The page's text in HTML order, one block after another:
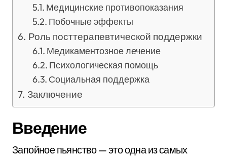
Медицинские противопоказания
Побочные эффекты
Роль посттерапевтической поддержки
Медикаментозное лечение
Психологическая помощь
Социальная поддержка
Заключение
Введение
Запойное пьянство — это одна из самых